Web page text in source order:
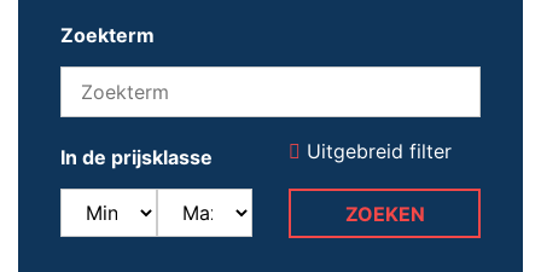
Zoekterm
In de prijsklasse Uitgebreid filter